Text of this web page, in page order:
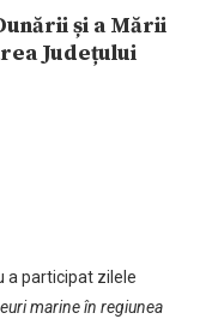
și a Mării
Județului
a participat zilele
marine în regiunea